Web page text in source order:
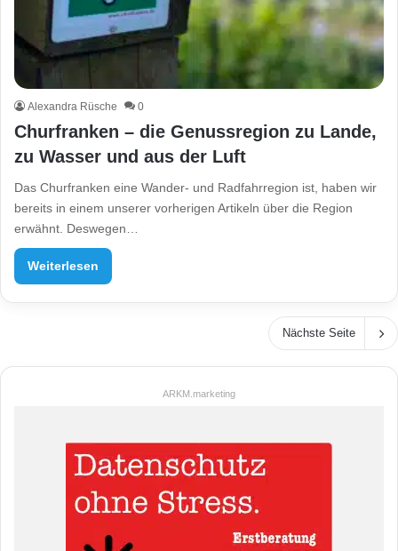
Alexandra Rüsche 0
Churfranken – die Genussregion zu Lande,
zu Wasser und aus der Luft
Das Churfranken eine Wander- und Radfahrregion ist, haben wir
bereits in einem unserer vorherigen Artikeln über die Region
erwähnt. Deswegen…
Weiterlesen
Nächste Seite
ARKM.marketing